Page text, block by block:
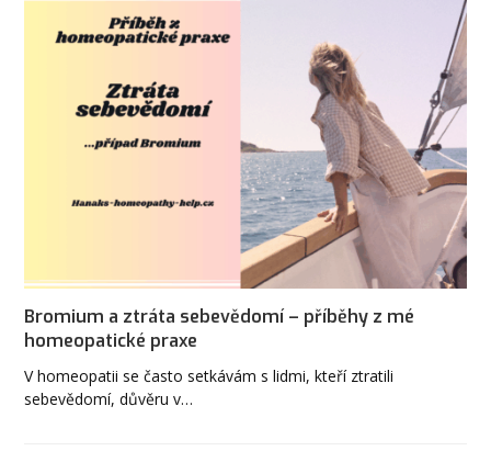
Bromium a ztráta sebevědomí – příběhy z mé
homeopatické praxe
V homeopatii se často setkávám s lidmi, kteří ztratili
sebevědomí, důvěru v…